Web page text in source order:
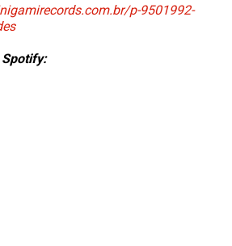
p-9501992-